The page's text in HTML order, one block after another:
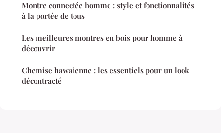
Montre connectée homme : style et fonctionnalités
à la portée de tous
Les meilleures montres en bois pour homme à
découvrir
Chemise hawaienne : les essentiels pour un look
décontracté